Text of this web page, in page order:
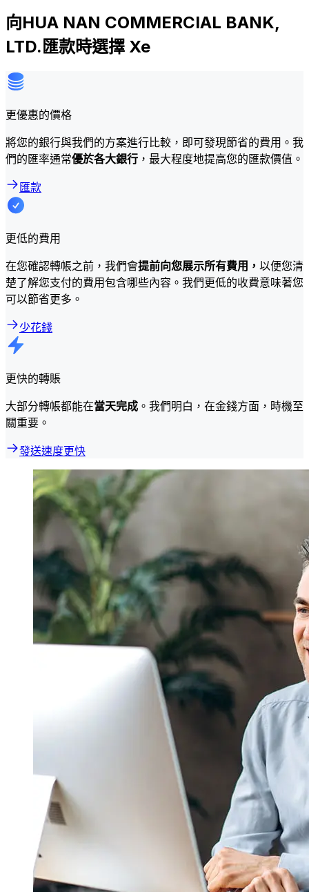
向HUA NAN COMMERCIAL BANK,
LTD.匯款時選擇 Xe
更優惠的價格
將您的銀行與我們的方案進行比較，即可發現節省的費用。我
們的匯率通常優於各大銀行 ，最大程度地提高您的匯款價值。
匯款
更低的費用
在您確認轉帳之前，我們會提前向您展示所有費用， 以便您清
楚了解您支付的費用包含哪些內容。我們更低的收費意味著您
可以節省更多。
少花錢
更快的轉賬
大部分轉帳都能在當天完成 。我們明白，在金錢方面，時機至
關重要。
發送速度更快